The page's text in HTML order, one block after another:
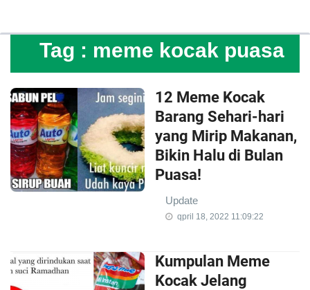
Tag : meme kocak puasa
12 Meme Kocak
Barang Sehari-hari
yang Mirip Makanan,
Bikin Halu di Bulan
Puasa!
Update
qpril 18, 2022 11:09:22
Kumpulan Meme
Kocak Jelang